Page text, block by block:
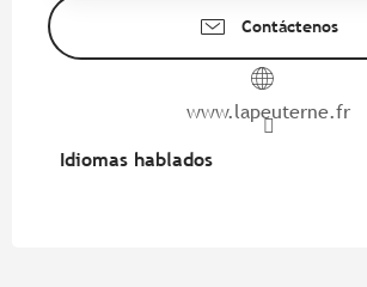
Contáctenos
www.lapeuterne.fr
Idiomas hablados
Idiomas hablados